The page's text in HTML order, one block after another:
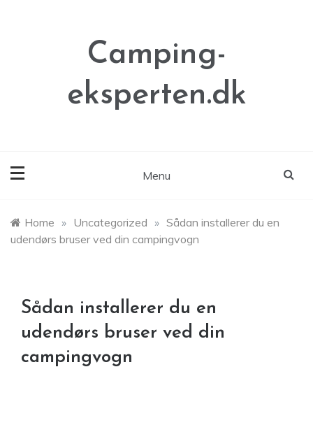
Camping-
eksperten.dk
Menu
Home » Uncategorized » Sådan installerer du en
udendørs bruser ved din campingvogn
Sådan installerer du en
udendørs bruser ved din
campingvogn